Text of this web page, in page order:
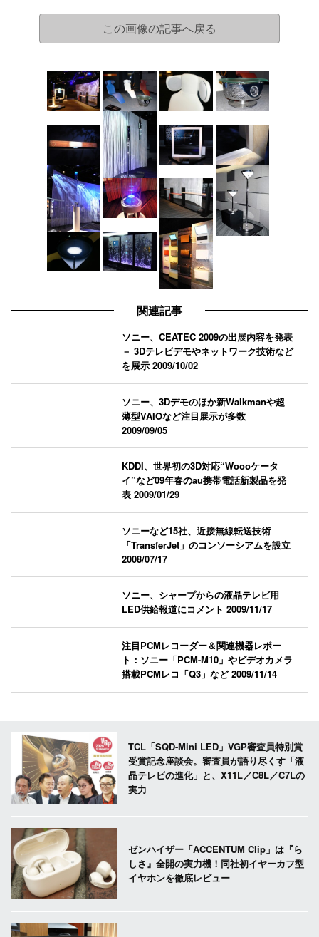
この画像の記事へ戻る
関連記事
ソニー、CEATEC 2009の出展内容を発表
－ 3Dテレビデモやネットワーク技術など
を展示2009/10/02
ソニー、3Dデモのほか新Walkmanや超
薄型VAIOなど注目展示が多数
2009/09/05
KDDI、世界初の3D対応“Woooケータ
イ”など09年春のau携帯電話新製品を発
表2009/01/29
ソニーなど15社、近接無線転送技術
「TransferJet」のコンソーシアムを設立
2008/07/17
ソニー、シャープからの液晶テレビ用
LED供給報道にコメント2009/11/17
注目PCMレコーダー＆関連機器レポー
ト：ソニー「PCM-M10」やビデオカメラ
搭載PCMレコ「Q3」など2009/11/14
TCL「SQD-Mini LED」VGP審査員特別賞
受賞記念座談会。審査員が語り尽くす「液
晶テレビの進化」と、X11L／C8L／C7Lの
実力
ゼンハイザー「ACCENTUM Clip」は『ら
しさ』全開の実力機！同社初イヤーカフ型
イヤホンを徹底レビュー